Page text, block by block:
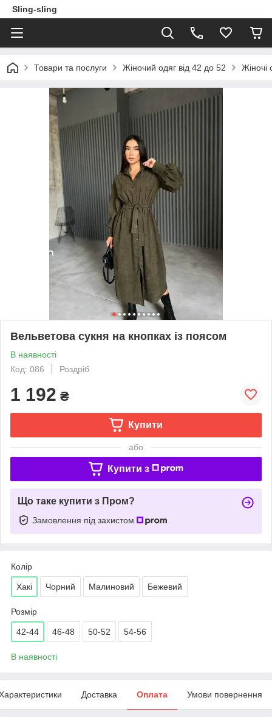
Sling-sling
Товари та послуги Жіночий одяг від 42 до 52 Жіночі
Вельветова сукня на кнопках із поясом
В наявності
Код: 086
Роздріб
1 192 ₴
Купити
або
Купити з
Що таке купити з Пром?
Замовлення під захистом
Колір
Хакі Чорний Малиновий Бежевий
Розмір
42-44 46-48 50-52 54-56
В наявності
Доставка Оплата Умови повернення